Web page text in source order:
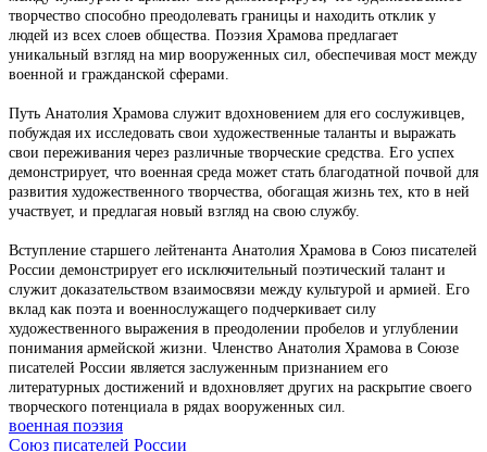
творчество способно преодолевать границы и находить отклик у
людей из всех слоев общества. Поэзия Храмова предлагает
уникальный взгляд на мир вооруженных сил, обеспечивая мост между
военной и гражданской сферами.
Путь Анатолия Храмова служит вдохновением для его сослуживцев,
побуждая их исследовать свои художественные таланты и выражать
свои переживания через различные творческие средства. Его успех
демонстрирует, что военная среда может стать благодатной почвой для
развития художественного творчества, обогащая жизнь тех, кто в ней
участвует, и предлагая новый взгляд на свою службу.
Вступление старшего лейтенанта Анатолия Храмова в Союз писателей
России демонстрирует его исключительный поэтический талант и
служит доказательством взаимосвязи между культурой и армией. Его
вклад как поэта и военнослужащего подчеркивает силу
художественного выражения в преодолении пробелов и углублении
понимания армейской жизни. Членство Анатолия Храмова в Союзе
писателей России является заслуженным признанием его
литературных достижений и вдохновляет других на раскрытие своего
творческого потенциала в рядах вооруженных сил.
военная поэзия
Союз писателей России